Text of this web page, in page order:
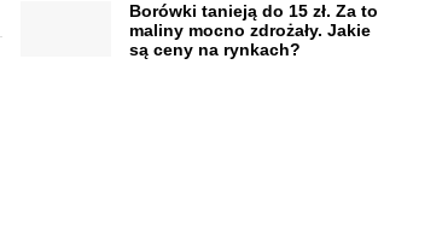
Borówki tanieją do 15 zł. Za to
maliny mocno zdrożały. Jakie
są ceny na rynkach?